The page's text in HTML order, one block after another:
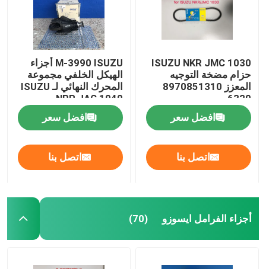
ISUZU NKR JMC 1030
حزام مضخة التوجيه
المعزز 8970851310
6320
افضل سعر
اتصل بنا
M-3990 ISUZU أجزاء
الهيكل الخلفي مجموعة
المحرك النهائي لـ ISUZU
NPR JAC 1040
افضل سعر
اتصل بنا
أجزاء الفرامل ايسوزو (70)